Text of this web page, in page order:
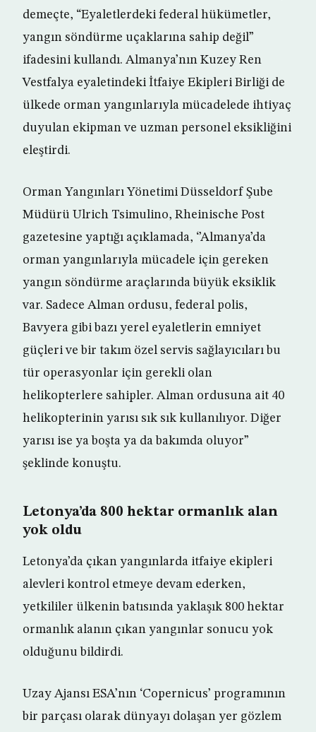
demeçte, “Eyaletlerdeki federal hükümetler,
yangın söndürme uçaklarına sahip değil”
ifadesini kullandı. Almanya’nın Kuzey Ren
Vestfalya eyaletindeki İtfaiye Ekipleri Birliği de
ülkede orman yangınlarıyla mücadelede ihtiyaç
duyulan ekipman ve uzman personel eksikliğini
eleştirdi.
Orman Yangınları Yönetimi Düsseldorf Şube
Müdürü Ulrich Tsimulino, Rheinische Post
gazetesine yaptığı açıklamada, ‘’Almanya’da
orman yangınlarıyla mücadele için gereken
yangın söndürme araçlarında büyük eksiklik
var. Sadece Alman ordusu, federal polis,
Bavyera gibi bazı yerel eyaletlerin emniyet
güçleri ve bir takım özel servis sağlayıcıları bu
tür operasyonlar için gerekli olan
helikopterlere sahipler. Alman ordusuna ait 40
helikopterinin yarısı sık sık kullanılıyor. Diğer
yarısı ise ya boşta ya da bakımda oluyor”
şeklinde konuştu.
Letonya’da 800 hektar ormanlık alan
yok oldu
Letonya’da çıkan yangınlarda itfaiye ekipleri
alevleri kontrol etmeye devam ederken,
yetkililer ülkenin batısında yaklaşık 800 hektar
ormanlık alanın çıkan yangınlar sonucu yok
olduğunu bildirdi.
Uzay Ajansı ESA’nın ‘Copernicus’ programının
bir parçası olarak dünyayı dolaşan yer gözlem